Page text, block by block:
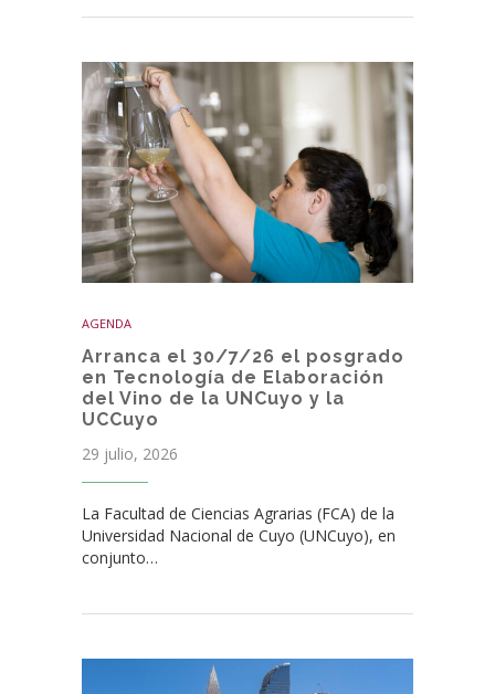
AGENDA
Arranca el 30/7/26 el posgrado
en Tecnología de Elaboración
del Vino de la UNCuyo y la
UCCuyo
29 julio, 2026
La Facultad de Ciencias Agrarias (FCA) de la
Universidad Nacional de Cuyo (UNCuyo), en
conjunto…